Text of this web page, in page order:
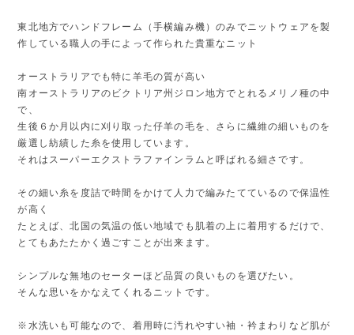
東北地方でハンドフレーム（手横編み機）のみでニットウェアを製
作している職人の手によって作られた貴重なニット
オーストラリアでも特に羊毛の質が高い
南オーストラリアのビクトリア州ジロン地方でとれるメリノ種の中
で、
生後６か月以内に刈り取った仔羊の毛を、さらに繊維の細いものを
厳選し紡績した糸を使用しています。
それはスーパーエクストラファインラムと呼ばれる細さです。
その細い糸を度詰で時間をかけて人力で編みたてているので保温性
が高く
たとえば、北国の気温の低い地域でも肌着の上に着用するだけで、
とてもあたたかく過ごすことが出来ます。
シンプルな無地のセーターほど品質の良いものを選びたい。
そんな思いをかなえてくれるニットです。
※水洗いも可能なので、着用時に汚れやすい袖・衿まわりなど肌が